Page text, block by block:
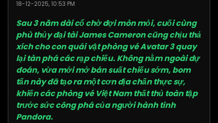
18-12-2025, 10:53 PM
Sau 3 năm dài cổ chờ đợi mòn mỏi, cuối cùng
phù thủy đại tài James Cameron cũng chịu thả
xích cho con quái vật phòng vé Avatar 3 quay
lại tàn phá các rạp chiếu. Không nằm ngoài dự
đoán, vừa mới mở bán suất chiếu sớm, bom
tấn này đã tạo ra một cơn địa chấn thực sự,
khiến các phòng vé Việt Nam thất thủ toàn tập
trước sức công phá của người hành tinh
Pandora.